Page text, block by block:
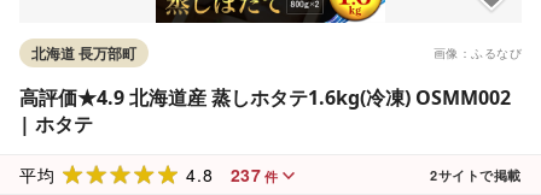
画像：ふるなび
北海道 長万部町
高評価★4.9 北海道産 蒸しホタテ1.6kg(冷凍) OSMM002
| ホタテ
平均 4.8 237 件 2サイトで掲載